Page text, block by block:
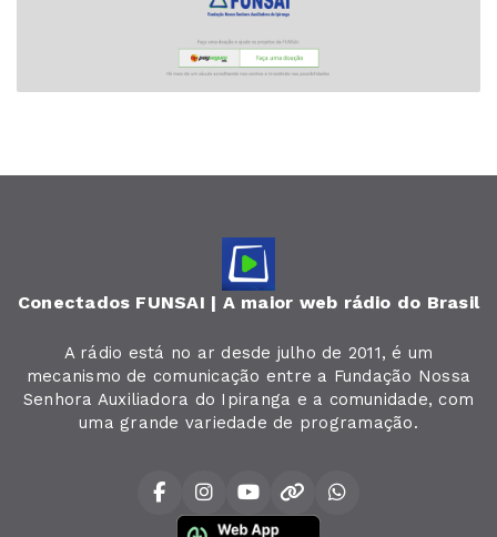
Conectados FUNSAI | A maior web rádio do Brasil
A rádio está no ar desde julho de 2011, é um
mecanismo de comunicação entre a Fundação Nossa
Senhora Auxiliadora do Ipiranga e a comunidade, com
uma grande variedade de programação.